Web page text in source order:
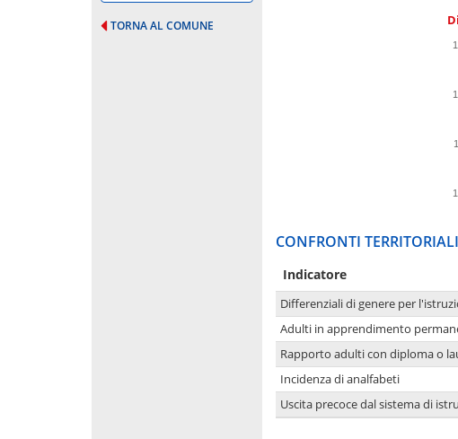
TORNA AL COMUNE
CONFRONTI
Indicatore
Differenziali di genere per
Adulti in apprendimento
Rapporto adulti con diploma o
Incidenza di analfabeti
Uscita precoce dal sistema di